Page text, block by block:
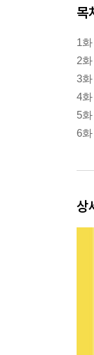
목
1
2
3
4
5
6
상